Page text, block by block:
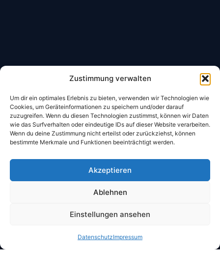
Zustimmung verwalten
Um dir ein optimales Erlebnis zu bieten, verwenden wir Technologien wie
Cookies, um Geräteinformationen zu speichern und/oder darauf
zuzugreifen. Wenn du diesen Technologien zustimmst, können wir Daten
wie das Surfverhalten oder eindeutige IDs auf dieser Website verarbeiten.
Wenn du deine Zustimmung nicht erteilst oder zurückziehst, können
bestimmte Merkmale und Funktionen beeinträchtigt werden.
Akzeptieren
Ablehnen
Einstellungen ansehen
DatenschutzImpressum
Öffnungszeiten Restaurant:
Mo- So: 11:00 – 22:00 Uhr
Sonntags Brunch: 11-14:00 Uhr